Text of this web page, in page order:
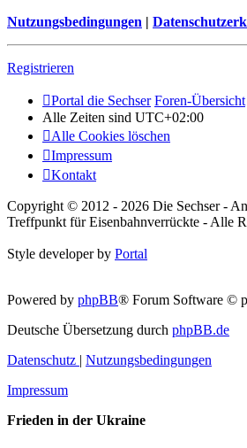
Nutzungsbedingungen |
Registrieren
Portal die Sechser Foren-Übersicht
Alle Zeiten sind UTC+02:00
Alle Cookies löschen
Impressum
Kontakt
Copyright © 2012 - 2026 Die Sechser -
Treffpunkt für Eisenbahnverrückte - Alle
Style developer by Portal
Powered by phpBB® Forum Software ©
Deutsche Übersetzung durch phpBB.de
Datenschutz | Nutzungsbedingungen
Impressum
Frieden in der Ukraine